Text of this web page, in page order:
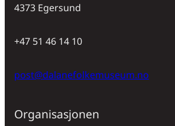
4373 Egersund
+47 51 46 14 10
post@dalanefolkemuseum.no
Organisasjonen